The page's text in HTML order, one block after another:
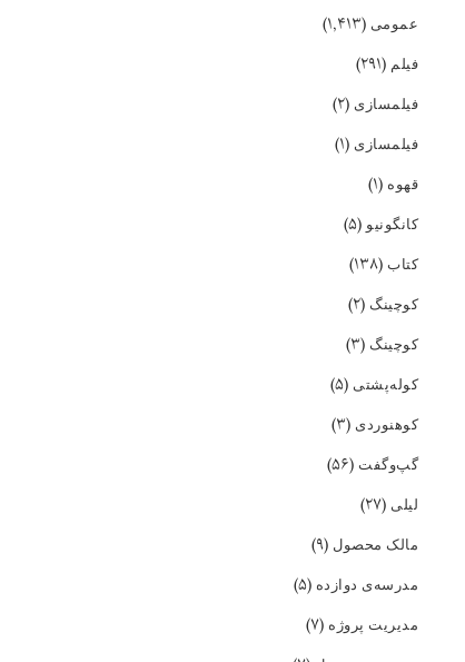
عمومی (۱,۴۱۳)
فیلم (۲۹۱)
فیلمسازی (۲)
فیلمسازی (۱)
قهوه (۱)
کانگونیو(۵)
کتاب (۱۳۸)
کوچینگ (۲)
کوچینگ (۳)
کوله‌پشتی (۵)
کوهنوردی (۳)
گپ‌و‌گفت (۵۶)
لیلی (۲۷)
مالک محصول (۹)
مدرسه‌ی دوازده (۵)
مدیریت پروژه (۷)